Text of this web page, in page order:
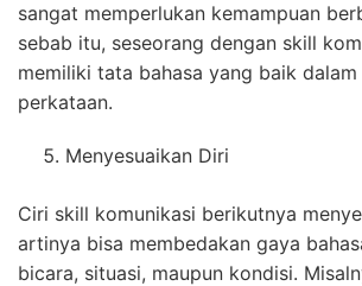
sangat memperlukan kemampuan
sebab itu, seseorang dengan skill
memiliki tata bahasa yang baik
perkataan.
Menyesuaikan Diri
Ciri skill komunikasi berikutnya
artinya bisa membedakan gaya
bicara, situasi, maupun kondisi.